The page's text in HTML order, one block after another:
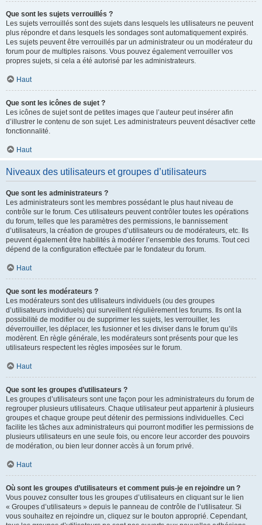
Que sont les sujets verrouillés ?
Les sujets verrouillés sont des sujets dans lesquels les utilisateurs ne peuvent
plus répondre et dans lesquels les sondages sont automatiquement expirés.
Les sujets peuvent être verrouillés par un administrateur ou un modérateur du
forum pour de multiples raisons. Vous pouvez également verrouiller vos
propres sujets, si cela a été autorisé par les administrateurs.
Haut
Que sont les icônes de sujet ?
Les icônes de sujet sont de petites images que l’auteur peut insérer afin
d’illustrer le contenu de son sujet. Les administrateurs peuvent désactiver cette
fonctionnalité.
Haut
Niveaux des utilisateurs et groupes d’utilisateurs
Que sont les administrateurs ?
Les administrateurs sont les membres possédant le plus haut niveau de
contrôle sur le forum. Ces utilisateurs peuvent contrôler toutes les opérations
du forum, telles que les paramètres des permissions, le bannissement
d’utilisateurs, la création de groupes d’utilisateurs ou de modérateurs, etc. Ils
peuvent également être habilités à modérer l’ensemble des forums. Tout ceci
dépend de la configuration effectuée par le fondateur du forum.
Haut
Que sont les modérateurs ?
Les modérateurs sont des utilisateurs individuels (ou des groupes
d’utilisateurs individuels) qui surveillent régulièrement les forums. Ils ont la
possibilité de modifier ou de supprimer les sujets, les verrouiller, les
déverrouiller, les déplacer, les fusionner et les diviser dans le forum qu’ils
modèrent. En règle générale, les modérateurs sont présents pour que les
utilisateurs respectent les règles imposées sur le forum.
Haut
Que sont les groupes d’utilisateurs ?
Les groupes d’utilisateurs sont une façon pour les administrateurs du forum de
regrouper plusieurs utilisateurs. Chaque utilisateur peut appartenir à plusieurs
groupes et chaque groupe peut détenir des permissions individuelles. Ceci
facilite les tâches aux administrateurs qui pourront modifier les permissions de
plusieurs utilisateurs en une seule fois, ou encore leur accorder des pouvoirs
de modération, ou bien leur donner accès à un forum privé.
Haut
Où sont les groupes d’utilisateurs et comment puis-je en rejoindre un ?
Vous pouvez consulter tous les groupes d’utilisateurs en cliquant sur le lien
« Groupes d’utilisateurs » depuis le panneau de contrôle de l’utilisateur. Si
vous souhaitez en rejoindre un, cliquez sur le bouton approprié. Cependant,